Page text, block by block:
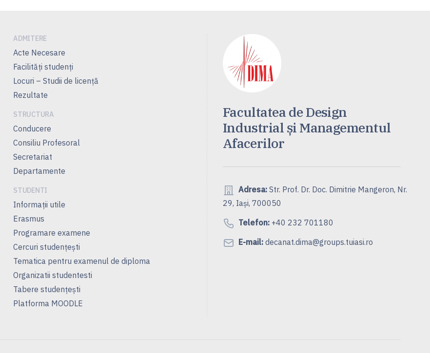
ADMITERE
Acte Necesare
Facilităţi studenţi
Locuri – Studii de licenţă
Rezultate
STRUCTURA
Conducere
Consiliu Profesoral
Secretariat
Departamente
STUDENTI
Informații utile
Erasmus
Programare examene
Cercuri studenţeşti
Tematica pentru examenul de diploma
Organizatii studentesti
Tabere studențești
Platforma MOODLE
Facultatea de Design
Industrial și Managementul
Afacerilor
Adresa:Str. Prof. Dr. Doc. Dimitrie Mangeron, Nr.
29, Iași, 700050
Telefon:+40 232 701180
E-mail:decanat.dima@groups.tuiasi.ro